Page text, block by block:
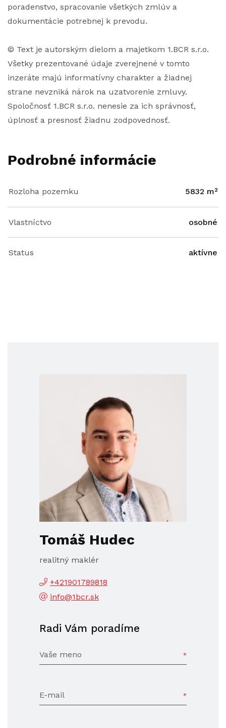
poradenstvo, spracovanie všetkých zmlúv a
dokumentácie potrebnej k prevodu.
© Text je autorským dielom a majetkom 1.BCR s.r.o.
Všetky prezentované údaje zverejnené v tomto
inzeráte majú informatívny charakter a žiadnej
strane nevzniká nárok na uzatvorenie zmluvy.
Spoločnosť 1.BCR s.r.o. nenesie za ich správnosť,
úplnosť a presnosť žiadnu zodpovednosť.
Podrobné informácie
Rozloha pozemku 5832 m²
Vlastníctvo osobné
Status aktívne
Tomáš Hudec
realitný maklér
+421901789818
info@1bcr.sk
Radi Vám poradíme
Vaše meno
E-mail